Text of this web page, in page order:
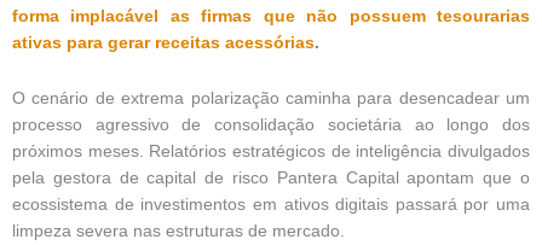
forma implacável as firmas que não possuem tesourarias
ativas para gerar receitas acessórias.
O cenário de extrema polarização caminha para desencadear um
processo agressivo de consolidação societária ao longo dos
próximos meses. Relatórios estratégicos de inteligência divulgados
pela gestora de capital de risco Pantera Capital apontam que o
ecossistema de investimentos em ativos digitais passará por uma
limpeza severa nas estruturas de mercado.